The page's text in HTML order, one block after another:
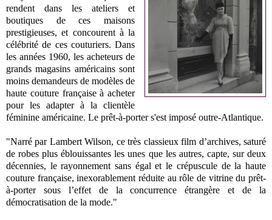
rendent dans les ateliers et
boutiques de ces maisons
prestigieuses, et concourent à la
célébrité de ces couturiers. Dans
les années 1960, les acheteurs de
grands magasins américains sont
moins demandeurs de modèles de
haute couture française à acheter
pour les adapter à la clientèle
féminine américaine. Le prêt-à-porter s'est imposé outre-Atlantique.
"Narré par Lambert Wilson, ce très classieux film d’archives, saturé
de robes plus éblouissantes les unes que les autres, capte, sur deux
décennies, le rayonnement sans égal et le crépuscule de la haute
couture française, inexorablement réduite au rôle de vitrine du prêt-
à-porter sous l’effet de la concurrence étrangère et de la
démocratisation de la mode."